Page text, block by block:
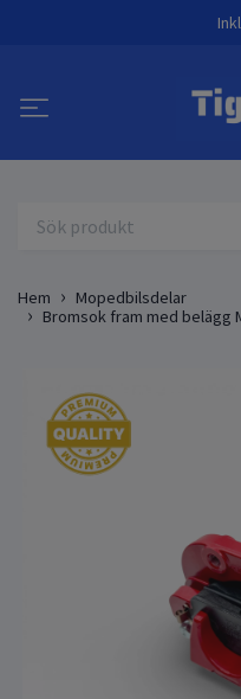
Hem
Mopedbilsdelar
Bromsok fram med belägg